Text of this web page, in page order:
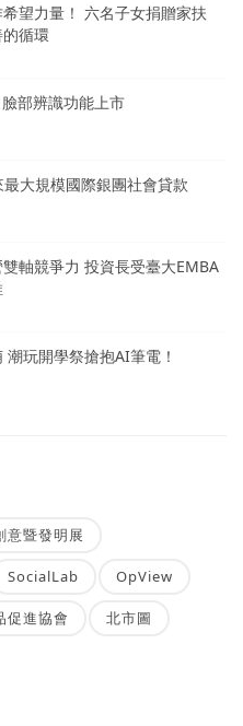
望力量！ 六名子女捐贈家扶
的循環
部辨識功能上市
大規模國際銀團社會貸款
軸競爭力 投資長受臺大EMBA
玩開學祭搶抱AI筆電！
意暨發明展
SocialLab OpView
促進協會 北市圖